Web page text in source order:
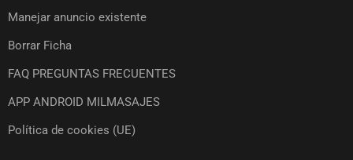
Manejar anuncio existente
Borrar Ficha
FAQ PREGUNTAS FRECUENTES
APP ANDROID MILMASAJES
Política de cookies (UE)